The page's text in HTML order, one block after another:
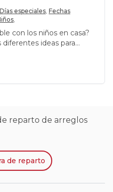
Días especiales, Fechas
con los niños en casa?
ideas para
reparto de arreglos
de reparto